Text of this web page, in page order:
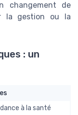
changement de
la gestion ou la
: un
à la santé